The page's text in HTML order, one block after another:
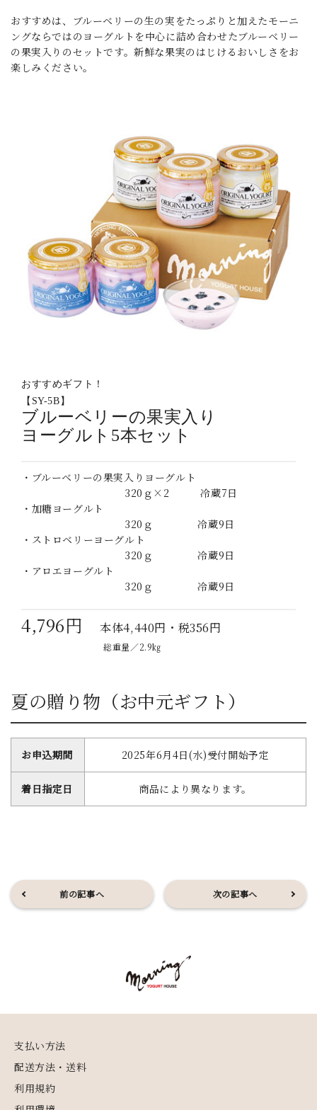
おすすめは、ブルーベリーの生の実をたっぷりと加えたモーニ
ングならではのヨーグルトを中心に詰め合わせたブルーベリー
の果実入りのセットです。新鮮な果実のはじけるおいしさをお
楽しみください。
おすすめギフト！
【SY-5B】
ブルーベリーの果実入り
ヨーグルト5本セット
・ブルーベリーの果実入りヨーグルト
320ｇ×2 冷蔵7日
・加糖ヨーグルト
320ｇ 冷蔵9日
・ストロベリーヨーグルト
320ｇ 冷蔵9日
・アロエヨーグルト
320ｇ 冷蔵9日
4,796円本体4,440円・税356円
総重量／2.9㎏
夏の贈り物（お中元ギフト）
お申込期間 2025年6月4日(水)受付開始予定
着日指定日 商品により異なります。
前の記事へ 次の記事へ
支払い方法
配送方法・送料
利用規約